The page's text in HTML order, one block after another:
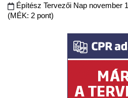
Építész Tervezői Nap november
(MÉK: 2 pont)